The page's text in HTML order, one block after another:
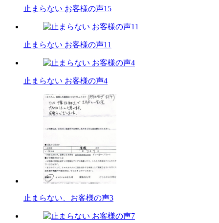
止まらない お客様の声15
止まらない お客様の声11
止まらない お客様の声4
止まらない、お客様の声3